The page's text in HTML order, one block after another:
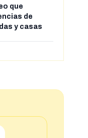
que
de
y casas
tras la